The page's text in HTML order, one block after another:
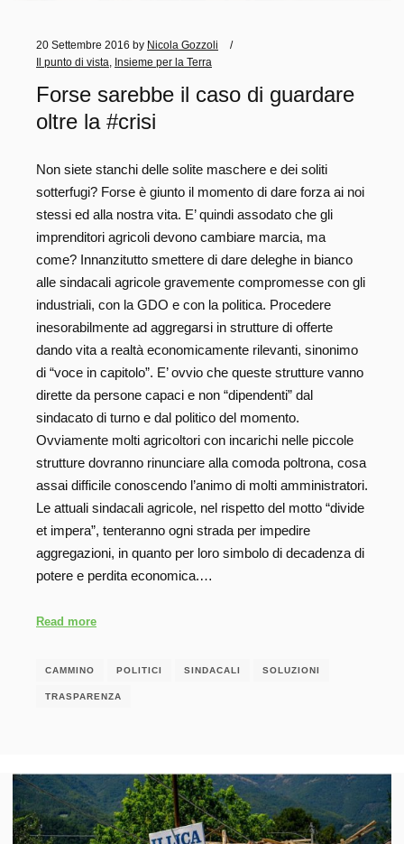
20 Settembre 2016 by Nicola Gozzoli
Il punto di vista
Insieme per la Terra
Forse sarebbe il caso di guardare
oltre la #crisi
Non siete stanchi delle solite maschere e dei soliti
sotterfugi? Forse è giunto il momento di dare forza ai noi
stessi ed alla nostra vita. E’ quindi assodato che gli
imprenditori agricoli devono cambiare marcia, ma
come? Innanzitutto smettere di dare deleghe in bianco
alle sindacali agricole gravemente compromesse con gli
industriali, con la GDO e con la politica. Procedere
inesorabilmente ad aggregarsi in strutture di offerte
dando vita a realtà economicamente rilevanti, sinonimo
di “voce in capitolo”. E’ ovvio che queste strutture vanno
dirette da persone capaci e non “dipendenti” dal
sindacato di turno e dal politico del momento.
Ovviamente molti agricoltori con incarichi nelle piccole
strutture dovranno rinunciare alla comoda poltrona, cosa
assai difficile conoscendo l’animo di molti amministratori.
Le attuali sindacali agricole, nel rispetto del motto “divide
et impera”, tenteranno ogni strada per impedire
aggregazioni, in quanto per loro simbolo di decadenza di
potere e perdita economica.…
Read more
CAMMINO POLITICI SINDACALI SOLUZIONI
TRASPARENZA